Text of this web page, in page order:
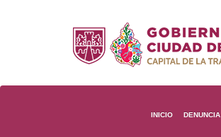
INICIO DENUNCIA